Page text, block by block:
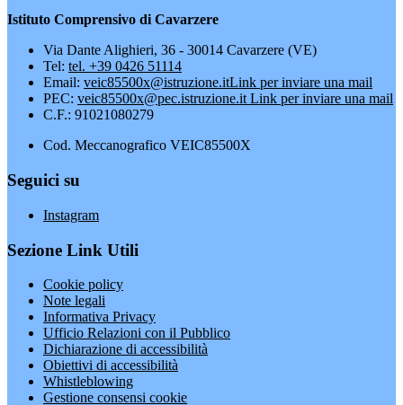
Istituto Comprensivo di Cavarzere
Via Dante Alighieri, 36 - 30014 Cavarzere (VE)
Tel: tel. +39 0426 51114
Email: veic85500x@istruzione.itLink per inviare una mail
PEC: veic85500x@pec.istruzione.it Link per inviare una mail
C.F.: 91021080279
Cod. Meccanografico VEIC85500X
Seguici su
Instagram
Sezione Link Utili
Cookie policy
Note legali
Informativa Privacy
Ufficio Relazioni con il Pubblico
Dichiarazione di accessibilità
Obiettivi di accessibilità
Whistleblowing
Gestione consensi cookie